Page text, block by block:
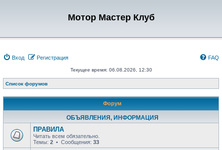
Мотор Мастер Клуб
Вход Регистрация FAQ
Текущее время: 06.08.2026, 12:30
Список форумов
Форум
ОБЪЯВЛЕНИЯ, ИНФОРМАЦИЯ
ПРАВИЛА
Читать всем обязательно.
Темы: 2 • Сообщения: 33